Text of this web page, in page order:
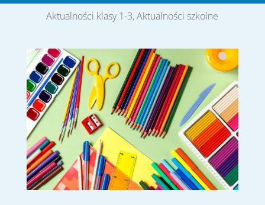
Aktualności klasy 1-3,Aktualności szkolne